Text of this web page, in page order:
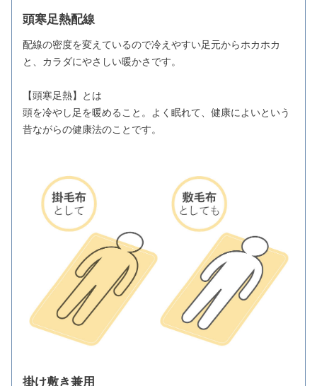
頭寒足熱配線
配線の密度を変えているので冷えやすい足元からホカホカ
と、カラダにやさしい暖かさです。
【頭寒足熱】とは
頭を冷やし足を暖めること。よく眠れて、健康によいという
昔ながらの健康法のことです。
掛け敷き兼用